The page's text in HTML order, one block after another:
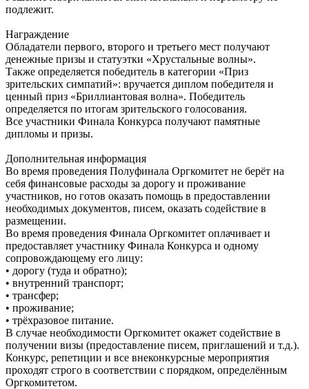
подлежит.
Награждение
Обладатели первого, второго и третьего мест получают
денежные призы и статуэтки «Хрустальные волны».
Также определяется победитель в категории «Приз
зрительских симпатий»: вручается диплом победителя и
ценный приз «Бриллиантовая волна». Победитель
определяется по итогам зрительского голосования.
Все участники Финала Конкурса получают памятные
дипломы и призы.
Дополнительная информация
Во время проведения Полуфинала Оргкомитет не берёт на
себя финансовые расходы за дорогу и проживание
участников, но готов оказать помощь в предоставлении
необходимых документов, писем, оказать содействие в
размещении.
Во время проведения Финала Оргкомитет оплачивает и
предоставляет участнику Финала Конкурса и одному
сопровождающему его лицу:
• дорогу (туда и обратно);
• внутренний транспорт;
• трансфер;
• проживание;
• трёхразовое питание.
В случае необходимости Оргкомитет окажет содействие в
получении визы (предоставление писем, приглашений и т.д.).
Конкурс, репетиции и все внеконкурсные мероприятия
проходят строго в соответствии с порядком, определённым
Оргкомитетом.